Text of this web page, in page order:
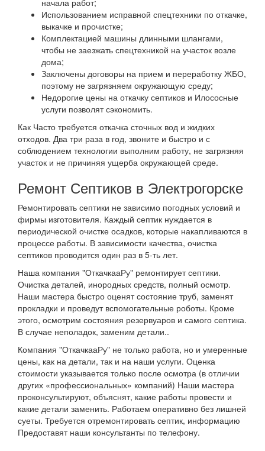
Использованием исправной спецтехники по откачке,
выкачке и прочистке;
Комплектацией машины длинными шлангами,
чтобы не заезжать спецтехникой на участок возле
дома;
Заключены договоры на прием и переработку ЖБО,
поэтому не загрязняем окружающую среду;
Недорогие цены на откачку септиков и Илососные
услуги позволят сэкономить.
Как Часто требуется откачка сточных вод и жидких
отходов. Два три раза в год, звоните и быстро и с
соблюдением технологии выполним работу, не загрязняя
участок и не причиняя ущерба окружающей среде.
Ремонт Септиков в Электрогорске
Ремонтировать септики не зависимо погодных условий и
фирмы изготовителя. Каждый септик нуждается в
периодической очистке осадков, которые накапливаются в
процессе работы. В зависимости качества, очистка
септиков проводится один раз в 5-ть лет.
Наша компания "ОткачкааРу" ремонтирует септики.
Очистка деталей, инородных средств, полный осмотр.
Наши мастера быстро оценят состояние труб, заменят
прокладки и проведут вспомогательные роботы. Кроме
этого, осмотрим состояния резервуаров и самого септика.
В случае неполадок, заменим детали..
Компания "ОткачкааРу" не только работа, но и умеренные
цены, как на детали, так и на наши услуги. Оценка
стоимости указывается только после осмотра (в отличии
других «профессиональных» компаний) Наши мастера
проконсультируют, объяснят, какие работы провести и
какие детали заменить. Работаем оперативно без лишней
суеты. Требуется отремонтировать септик, информацию
Предоставят наши консультанты по телефону.